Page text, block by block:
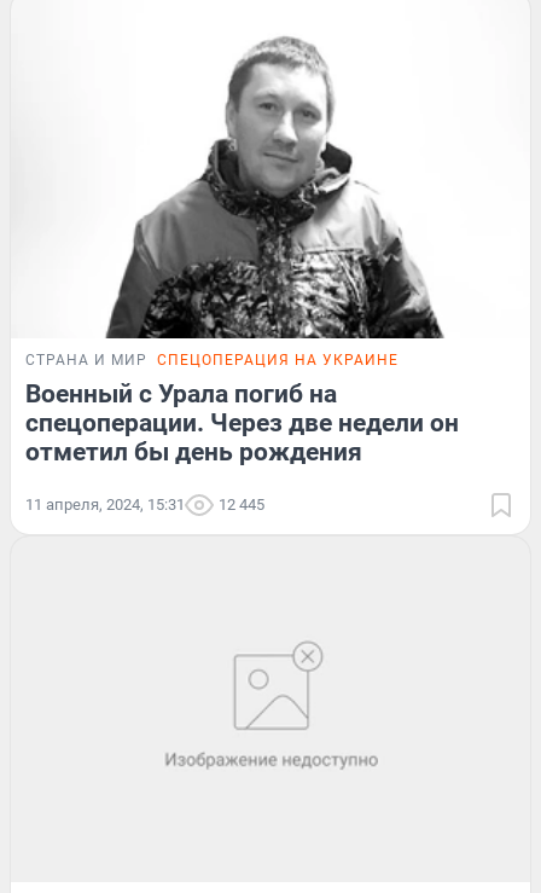
СТРАНА И МИР СПЕЦОПЕРАЦИЯ НА УКРАИНЕ
Военный с Урала погиб на
спецоперации. Через две недели он
отметил бы день рождения
11 апреля, 2024, 15:31 12 445